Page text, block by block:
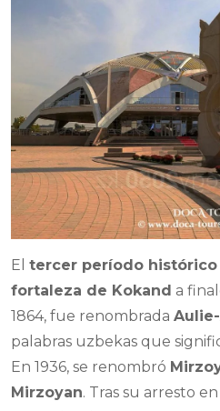
El tercer período histórico
fortaleza de Kokand a
1864, fue renombrada
palabras uzbekas que
En 1936, se renombró
Mirzoyan. Tras su arresto